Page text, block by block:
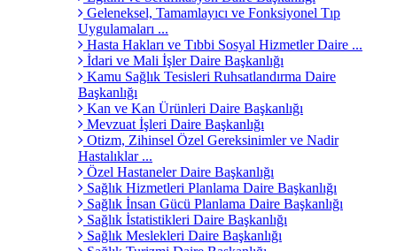
Geleneksel, Tamamlayıcı ve Fonksiyonel Tıp
Uygulamaları ...
Hasta Hakları ve Tıbbi Sosyal Hizmetler Daire ...
İdari ve Mali İşler Daire Başkanlığı
Kamu Sağlık Tesisleri Ruhsatlandırma Daire
Başkanlığı
Kan ve Kan Ürünleri Daire Başkanlığı
Mevzuat İşleri Daire Başkanlığı
Otizm, Zihinsel Özel Gereksinimler ve Nadir
Hastalıklar ...
Özel Hastaneler Daire Başkanlığı
Sağlık Hizmetleri Planlama Daire Başkanlığı
Sağlık İnsan Gücü Planlama Daire Başkanlığı
Sağlık İstatistikleri Daire Başkanlığı
Sağlık Meslekleri Daire Başkanlığı